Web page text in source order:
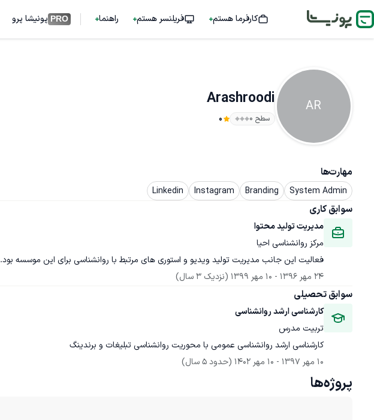
کارفرما هستم فریلنسر هستم راهنما PRO پونیشا پرو
AR
Arashroodi
سطح ۰ 0
مهارت‌ها
System Admin
Branding
Instagram
Linkedin
سوابق کاری
مدیریت تولید محتوا
مرکز روانشناسی احیا
فعالیت این جانب مدیریت تولید ویدیو و استوری های مرتبط با روانشناسی برای این موسسه بود.
24 مهر 1396
- 10 مهر 1399 (نزدیک 3 سال)
سوابق تحصیلی
کارشناسی ارشد روانشناسی
تربیت مدرس
کارشناسی ارشد روانشناسی عمومی با محوریت روانشناسی تبلیغات و برندینگ
10 مهر 1397
- 10 مهر 1402 (حدود 5 سال)
پروژه‌ها